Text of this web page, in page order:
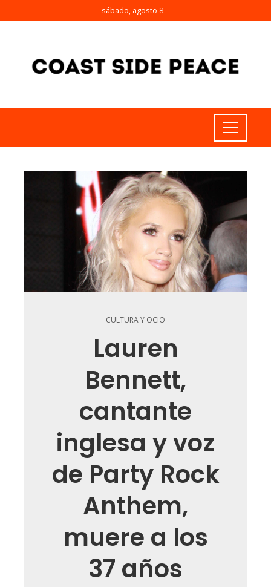
sábado, agosto 8
CULTURA Y OCIO
Lauren
Bennett,
cantante
inglesa y voz
de Party Rock
Anthem,
muere a los
37 años